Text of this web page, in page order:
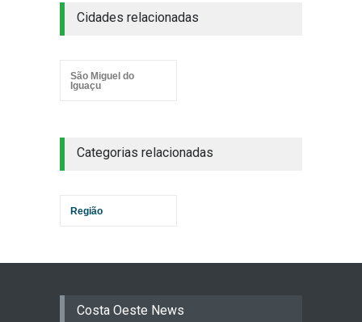
Cidades relacionadas
São Miguel do
Iguaçu
Categorias relacionadas
Região
Costa Oeste News